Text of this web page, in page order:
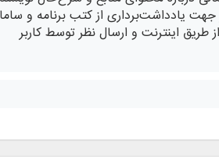
جهت یادداشت‌برداری از کتب برنامه و
طریق اینترنت و ارسال نظر توسط کاربر